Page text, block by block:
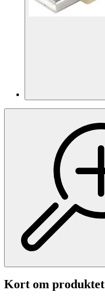
Kort om produktet